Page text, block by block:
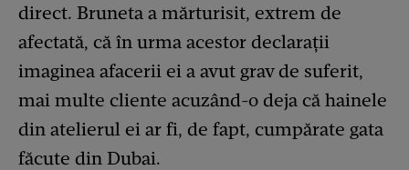
direct. Bruneta a mărturisit, extrem de
afectată, că în urma acestor declarații
imaginea afacerii ei a avut grav de suferit,
mai multe cliente acuzând-o deja că hainele
din atelierul ei ar fi, de fapt, cumpărate gata
făcute din Dubai.